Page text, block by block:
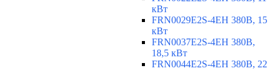
кВт
FRN0029E2S-4EH 380В, 15
кВт
FRN0037E2S-4EH 380В,
18,5 кВт
FRN0044E2S-4EH 380В, 22